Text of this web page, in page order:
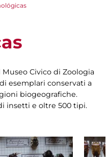
Civico di Zoologia
esemplari conservati a
biogeografiche.
insetti e oltre 500 tipi.